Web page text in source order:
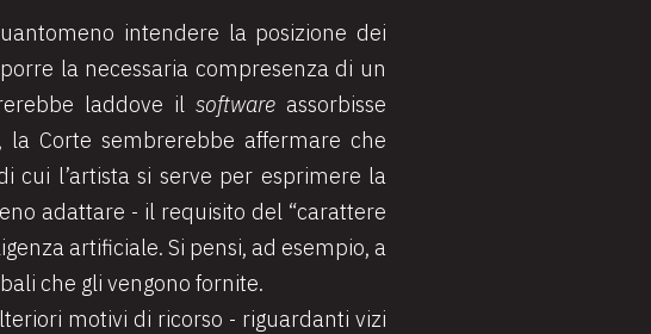
intendere la posizione dei
la necessaria compresenza di un
laddove ilsoftware assorbisse
la Corte sembrerebbe affermare che
cui l’artista si serve per esprimere la
adattare - il requisito del “carattere
artificiale. Si pensi, ad esempio, a
che gli vengono fornite.
motivi di ricorso - riguardanti vizi